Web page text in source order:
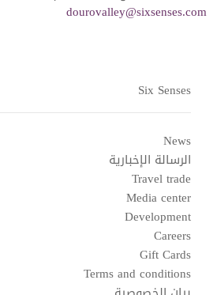
dourovalley@sixsenses.com
Six Senses
News
الرسالة الإخبارية
Travel trade
Media center
Development
Careers
Gift Cards
Terms and conditions